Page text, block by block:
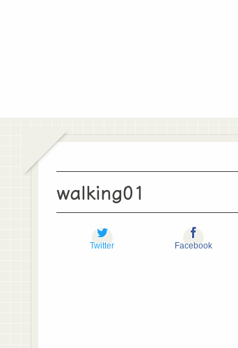
walking01
Twitter Facebook